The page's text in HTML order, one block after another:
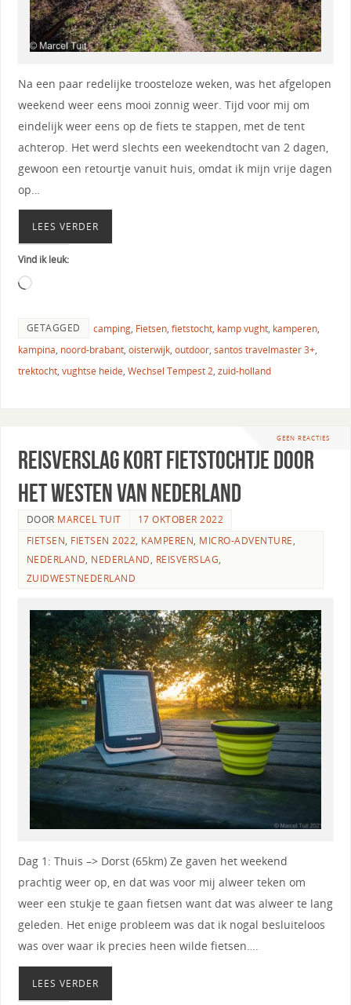
Na een paar redelijke troosteloze weken, was het afgelopen
weekend weer eens mooi zonnig weer. Tijd voor mij om
eindelijk weer eens op de fiets te stappen, met de tent
achterop. Het werd slechts een weekendtocht van 2 dagen,
gewoon een retourtje vanuit huis, omdat ik mijn vrije dagen
op…
LEES VERDER
Vind ik leuk:
GETAGGED camping, Fietsen, fietstocht, kamp vught, kamperen,
kampina, noord-brabant, oisterwijk, outdoor, santos travelmaster 3+,
trektocht, vughtse heide, Wechsel Tempest 2, zuid-holland
GEEN REACTIES
Reisverslag kort fietstochtje door
het Westen van Nederland
DOOR MARCEL TUIT
17 OKTOBER 2022
FIETSEN, FIETSEN 2022, KAMPEREN, MICRO-ADVENTURE,
NEDERLAND, NEDERLAND, REISVERSLAG,
ZUIDWESTNEDERLAND
Dag 1: Thuis –> Dorst (65km) Ze gaven het weekend
prachtig weer op, en dat was voor mij alweer teken om
weer een stukje te gaan fietsen want dat was alweer te lang
geleden. Het enige probleem was dat ik nogal besluiteloos
was over waar ik precies heen wilde fietsen….
LEES VERDER